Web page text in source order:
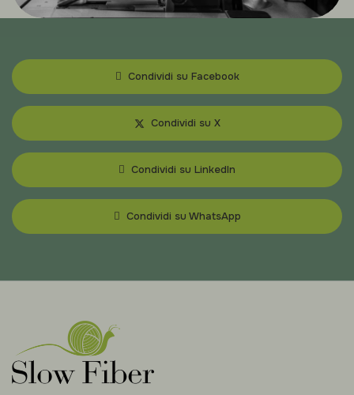
Condividi su Facebook
Condividi su X
Condividi su LinkedIn
Condividi su WhatsApp